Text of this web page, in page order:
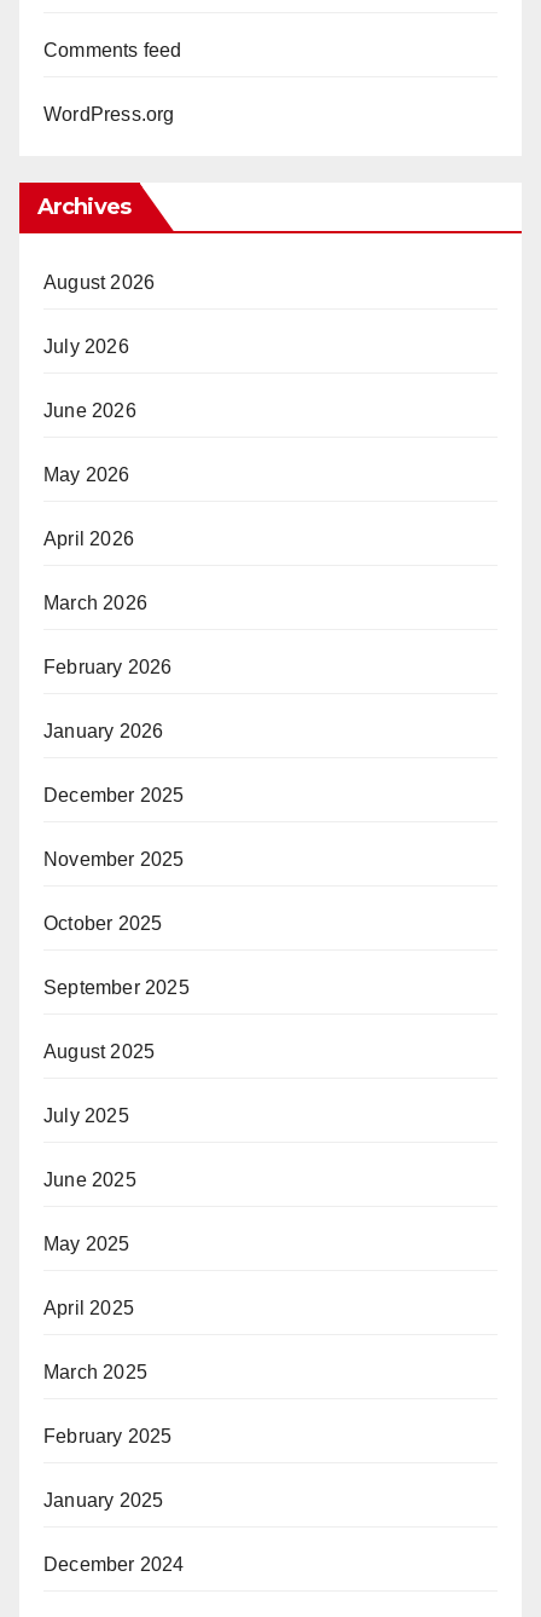
Comments feed
WordPress.org
Archives
August 2026
July 2026
June 2026
May 2026
April 2026
March 2026
February 2026
January 2026
December 2025
November 2025
October 2025
September 2025
August 2025
July 2025
June 2025
May 2025
April 2025
March 2025
February 2025
January 2025
December 2024